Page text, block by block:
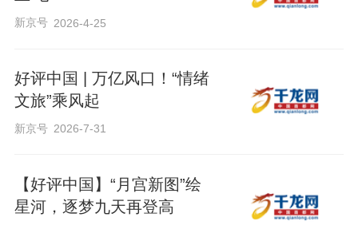
新京号 2026-4-25
好评中国 | 万亿风口！“情绪
文旅”乘风起
新京号 2026-7-31
【好评中国】“月宫新图”绘
星河，逐梦九天再登高